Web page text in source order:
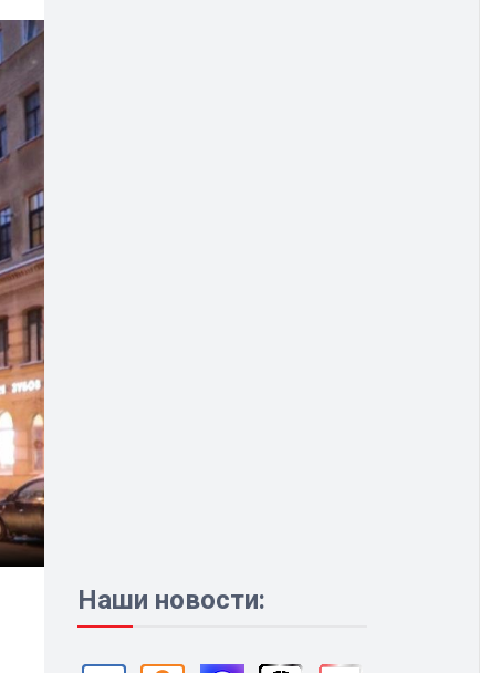
Наши новости: